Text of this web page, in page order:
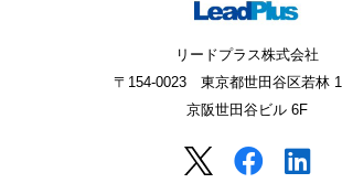
リードプラス株式会社
〒154-0023 東京都世田谷区若林
京阪世田谷ビル 6F